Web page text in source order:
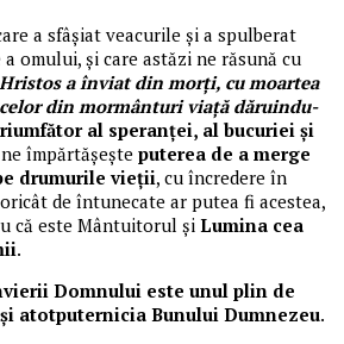
a sfâșiat veacurile și a spulberat
omului, și care astăzi ne răsună cu
Hristos a înviat din morți, cu moartea
din mormânturi viață dăruindu-
al speranței, al bucuriei și
împărtășește puterea de a merge
drumurile vieții, cu încredere în
de întunecate ar putea fi acestea,
că este Mântuitorul și Lumina cea
.
Domnului este unul plin de
atotputernicia Bunului Dumnezeu.